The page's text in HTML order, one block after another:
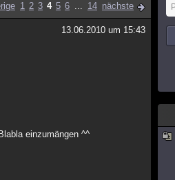
1 2 3 4 5 6 ... 14 nächste
13.06.2010 um 15:43
einzumängen ^^